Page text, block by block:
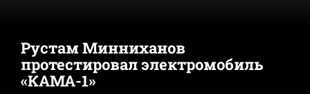
Рустам Минниханов
протестировал электромобиль
«КАМА-1»